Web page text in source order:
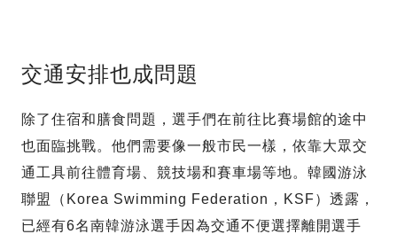
交通安排也成問題
除了住宿和膳食問題，選手們在前往比賽場館的途中
也面臨挑戰。他們需要像一般市民一樣，依靠大眾交
通工具前往體育場、競技場和賽車場等地。韓國游泳
聯盟（Korea Swimming Federation，KSF）透露，
已經有6名南韓游泳選手因為交通不便選擇離開選手